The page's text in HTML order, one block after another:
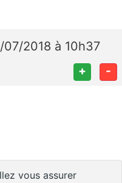
07/2018 à 10h37
+ -
vous assurer